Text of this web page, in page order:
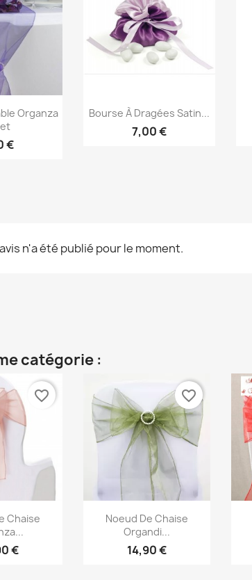
rapide
Organza
€
Aperçu rapide
Bourse À Dragées Satin...
7,00 €
n'a été publié pour le moment.
catégorie :
rapide
Chaise
€
favorite_border
Aperçu rapide
Noeud De Chaise
Organdi...
14,90 €
favorite_border